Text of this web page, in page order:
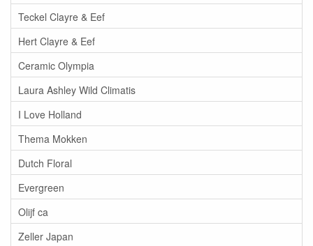
Teckel Clayre & Eef
Hert Clayre & Eef
Ceramic Olympia
Laura Ashley Wild Climatis
I Love Holland
Thema Mokken
Dutch Floral
Evergreen
Olijf ca
Zeller Japan